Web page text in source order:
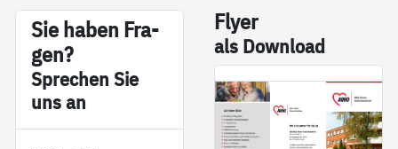
Sie ha­ben Fra­
gen?
Sp­re­chen Sie
uns an
Fly­er
als Down­load